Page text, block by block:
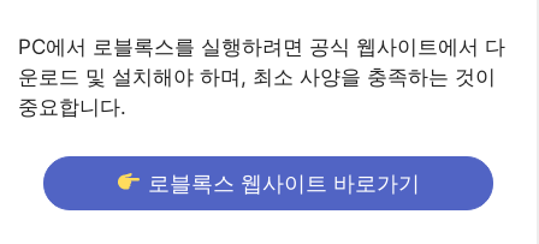
PC에서 로블록스를 실행하려면 공식 웹사이트에서 다
운로드 및 설치해야 하며, 최소 사양을 충족하는 것이
중요합니다.
로블록스 웹사이트 바로가기